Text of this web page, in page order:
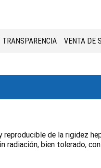
TRANSPARENCIA VENTA DE
de la rigidez
radiación, bien tolerado,